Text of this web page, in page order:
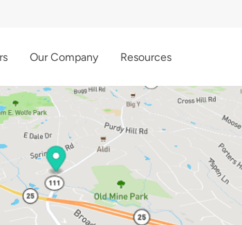
Our Company Resources